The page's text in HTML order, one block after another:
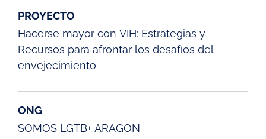
PROYECTO
Hacerse mayor con VIH: Estrategias y
Recursos para afrontar los desafíos del
envejecimiento
ONG
SOMOS LGTB+ ARAGON